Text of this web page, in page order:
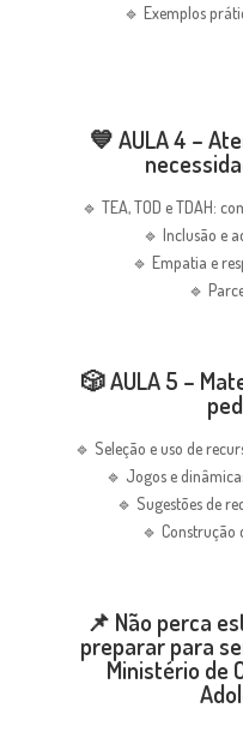
🔹 Exemplos
💙 AULA 4 –
🔹 TEA, TOD e TDAH:
🔹 Inclusão e
🔹 Empatia e
🔹
🎲 AULA 5 –
🔹 Seleção e uso de
🔹 Jogos e
🔹 Sugestões de
🔹 Construção
📌 Não perca
preparar para
Ministério de